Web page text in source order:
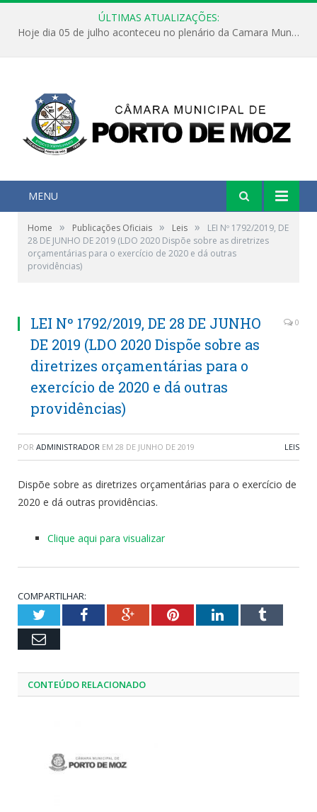
ÚLTIMAS ATUALIZAÇÕES:
Hoje dia 05 de julho aconteceu no plenário da Camara Municipal de Porto de Moz a Sessão Solene de Abertura dos Trabalhos Legislativos 2º Período da 23ª Legislatura
MENU
Home » Publicações Oficiais » Leis »
LEI Nº 1792/2019, DE
28 DE JUNHO DE 2019 (LDO 2020 Dispõe sobre as diretrizes
orçamentárias para o exercício de 2020 e dá outras
providências)
LEI Nº 1792/2019, DE 28 DE JUNHO
DE 2019 (LDO 2020 Dispõe sobre as
diretrizes orçamentárias para o
exercício de 2020 e dá outras
providências)
0
POR ADMINISTRADOR EM 28 DE JUNHO DE 2019 LEIS
Dispõe sobre as diretrizes orçamentárias para o exercício de
2020 e dá outras providências.
Clique aqui para visualizar
COMPARTILHAR:
TwitterFacebookGoogle+PinterestLinkedInTumblr
Email
CONTEÚDO RELACIONADO